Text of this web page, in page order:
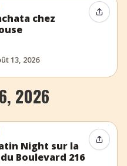
chez
13, 2026
2026
Night sur la
Boulevard 216